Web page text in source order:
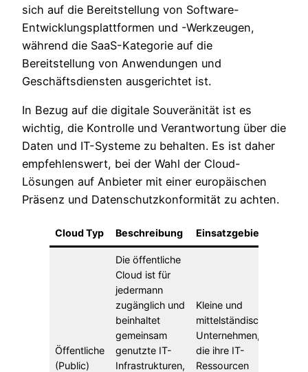
sich auf die Bereitstellung von Software-
Entwicklungsplattformen und -Werkzeugen,
während die SaaS-Kategorie auf die
Bereitstellung von Anwendungen und
Geschäftsdiensten ausgerichtet ist.
In Bezug auf die digitale Souveränität ist es
wichtig, die Kontrolle und Verantwortung über die
Daten und IT-Systeme zu behalten. Es ist daher
empfehlenswert, bei der Wahl der Cloud-
Lösungen auf Anbieter mit einer europäischen
Präsenz und Datenschutzkonformität zu achten.
Cloud Typ Beschreibung Einsatzgebiet
Öffentliche
(Public)
Die öffentliche
Cloud ist für
jedermann
zugänglich und
beinhaltet
gemeinsam
genutzte IT-
Infrastrukturen,
Kleine und
mittelständische
Unternehmen,
die ihre IT-
Ressourcen